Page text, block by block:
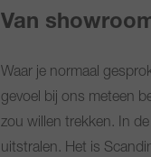
Van
Waar je normaal
gevoel bij ons meteen
zou willen trekken. In
uitstralen. Het is